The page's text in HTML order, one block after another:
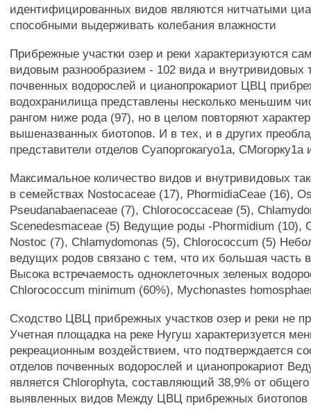
идентифицированных видов являются нитчатыми
способными выдерживать колебания влажности
Прибрежные участки озер и реки характеризуются
видовым разнообразием - 102 вида и внутривидовых
почвенных водорослей и цианопрокариот ЦВЦ
водохранилища представлены несколько меньшим
рангом ниже рода (97), но в целом повторяют
вышеназванных биотопов. И в тех, и в других
представители отделов Суапоргокагуо1а,
Максимальное количество видов и внутривидовых
в семействах Nostocaceae (17), PhormidiaCeae (16),
Pseudanabaenaceae (7), Chlorococcaceae (5),
Scenedesmaceae (5) Ведущие роды -Phormidium (10),
Nostoc (7), Chlamydomonas (5), Chlorococcum (5)
ведущих родов связано с тем, что их большая часть
Высока встречаемость одноклеточных зеленых
Chlorococcum minimum (60%), Mychonastes
Сходство ЦВЦ прибрежных участков озер и реки не
Учетная площадка на реке Нугуш характеризуется
рекреационным воздействием, что подтверждается
отделов почвенных водорослей и цианопрокариот
является Chlorophyta, составляющий 38,9% от общего
выявленных видов Между ЦВЦ прибрежных